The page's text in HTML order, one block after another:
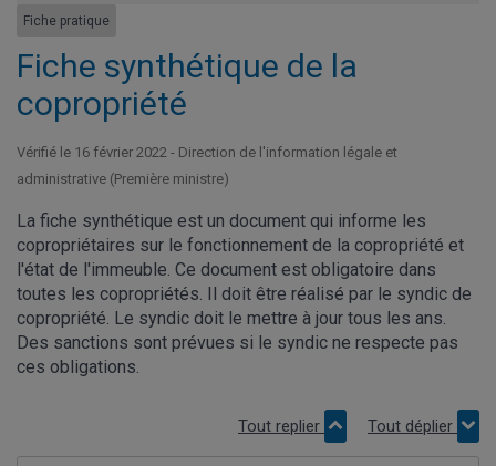
Fiche pratique
Fiche synthétique de la
copropriété
Vérifié le 16 février 2022 - Direction de l'information légale et
administrative (Première ministre)
La fiche synthétique est un document qui informe les
copropriétaires sur le fonctionnement de la copropriété et
l'état de l'immeuble. Ce document est obligatoire dans
toutes les copropriétés. Il doit être réalisé par le syndic de
copropriété. Le syndic doit le mettre à jour tous les ans.
Des sanctions sont prévues si le syndic ne respecte pas
ces obligations.
Tout replier Tout déplier